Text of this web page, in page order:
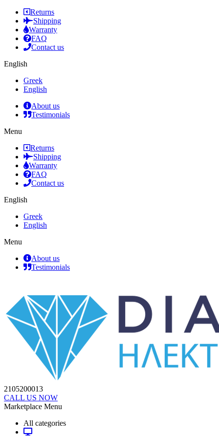
Returns
Shipping
Warranty
FAQ
Contact us
English
Greek
English
About us
Testimonials
Menu
Returns
Shipping
Warranty
FAQ
Contact us
English
Greek
English
Menu
About us
Testimonials
2105200013
CALL US NOW
Marketplace Menu
All categories